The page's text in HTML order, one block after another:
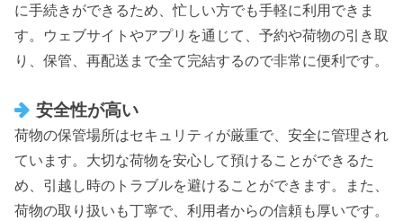
に手続きができるため、忙しい方でも手軽に利用できま
す。ウェブサイトやアプリを通じて、予約や荷物の引き取
り、保管、再配送まで全て完結するので非常に便利です。
安全性が高い
荷物の保管場所はセキュリティが厳重で、安全に管理され
ています。大切な荷物を安心して預けることができるた
め、引越し時のトラブルを避けることができます。また、
荷物の取り扱いも丁寧で、利用者からの信頼も厚いです。